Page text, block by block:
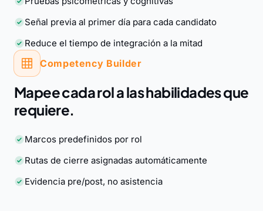
Señal previa al primer día para cada candidato
Reduce el tiempo de integración a la mitad
Competency Builder
Mapee cada rol a las habilidades que
requiere.
Marcos predefinidos por rol
Rutas de cierre asignadas automáticamente
Evidencia pre/post, no asistencia